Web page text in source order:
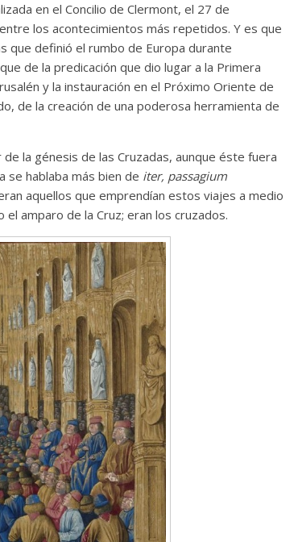
en el Concilio de Clermont, el 27 de
los acontecimientos más repetidos. Y es que
que definió el rumbo de Europa durante
de la predicación que dio lugar a la Primera
y la instauración en el Próximo Oriente de
de la creación de una poderosa herramienta de
la génesis de las Cruzadas, aunque éste fuera
se hablaba más bien de iter, passagium
aquellos que emprendían estos viajes a medio
amparo de la Cruz; eran los cruzados.